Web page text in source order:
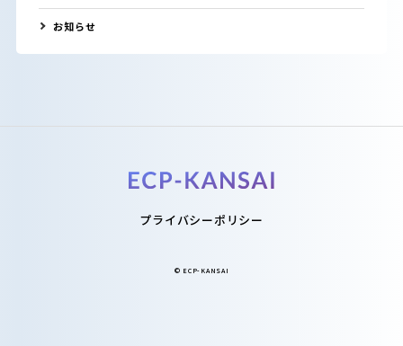
お知らせ
プライバシーポリシー
©︎ ECP-KANSAI